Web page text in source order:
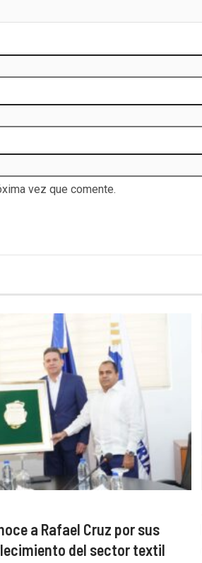
vez que comente.
a Rafael Cruz por sus
del sector textil